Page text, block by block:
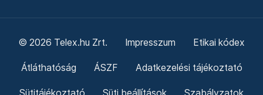
© 2026 Telex.hu Zrt. Impresszum Etikai kódex
Átláthatóság ÁSZF Adatkezelési tájékoztató